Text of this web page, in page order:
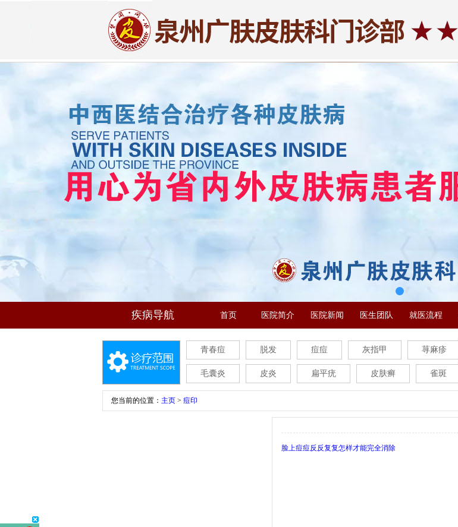
疾病导航 首页 医院简介 医院新闻 医生团队 就医流程
青春痘 脱发 痘痘 灰指甲 荨麻疹
毛囊炎 皮炎 扁平疣 皮肤癣 雀斑
您当前的位置： 主页 > 痘印
脸上痘痘反反复复怎样才能完全消除